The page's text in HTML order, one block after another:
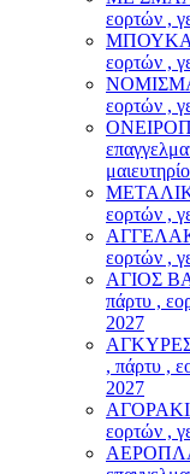
εορτών ,
εορτών ,
εορτών ,
ΜΕΤΑΛΙΚΑ
εορτών ,
εορτών ,
ΑΓΙΟΣ
πάρτυ ,
2027
ΑΓΚΥΡΕΣ
, πάρτυ ,
2027
ΑΓΟΡΑΚΙΑ
εορτών ,